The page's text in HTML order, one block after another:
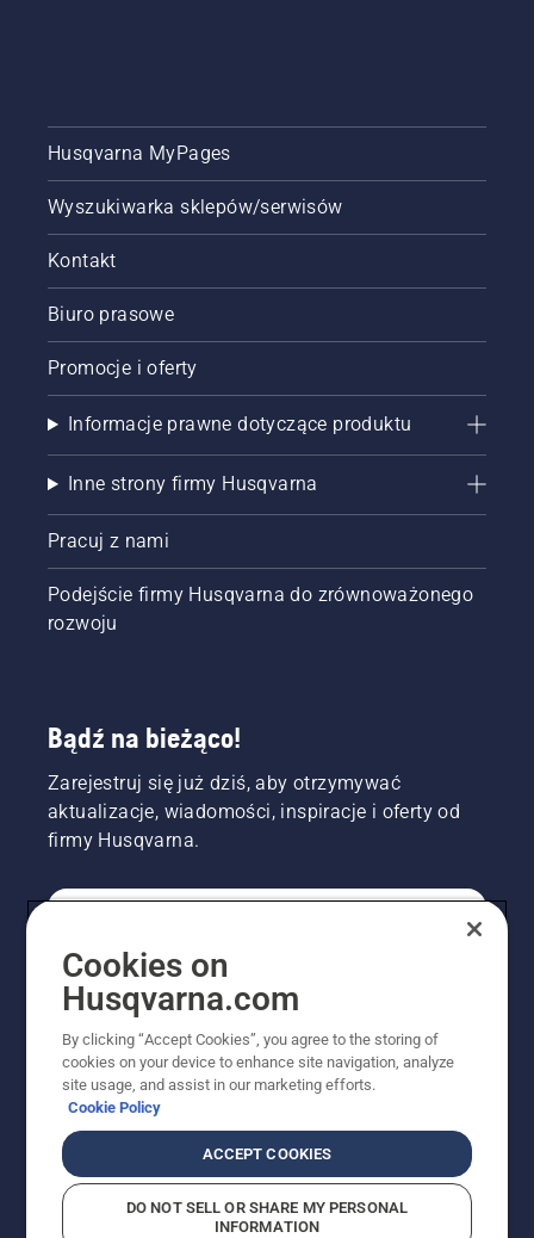
Husqvarna MyPages
Wyszukiwarka sklepów/serwisów
Kontakt
Biuro prasowe
Promocje i oferty
Informacje prawne dotyczące produktu
Inne strony firmy Husqvarna
Pracuj z nami
Podejście firmy Husqvarna do zrównoważonego
rozwoju
Bądź na bieżąco!
Zarejestruj się już dziś, aby otrzymywać
aktualizacje, wiadomości, inspiracje i oferty od
firmy Husqvarna.
PROFESJONALISTA
Cookies on
Husqvarna.com
By clicking “Accept Cookies”, you agree to the storing of
cookies on your device to enhance site navigation, analyze
site usage, and assist in our marketing efforts.
Cookie Policy
ACCEPT COOKIES
DO NOT SELL OR SHARE MY PERSONAL
INFORMATION